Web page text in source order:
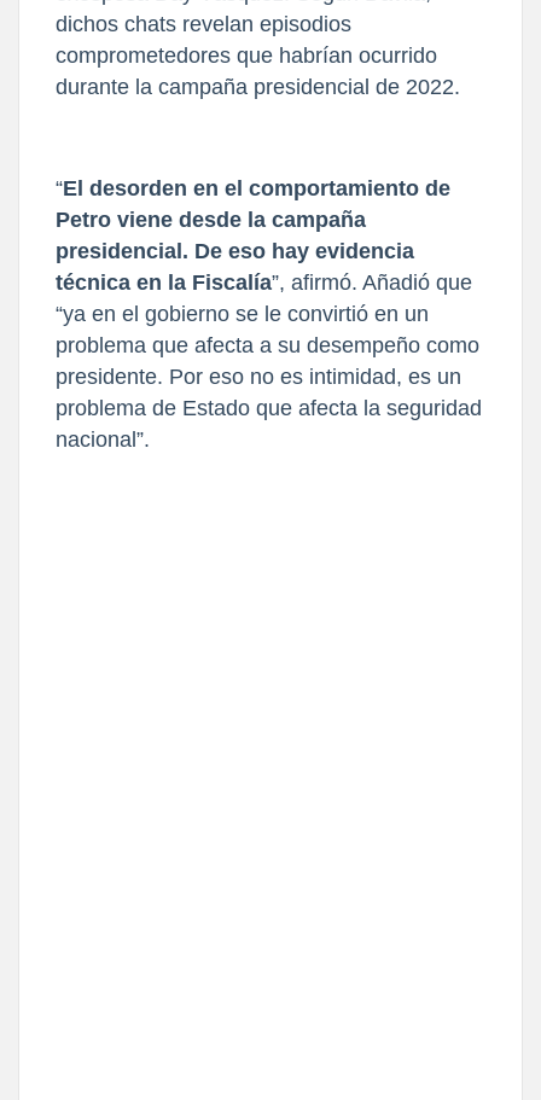
dichos chats revelan episodios
comprometedores que habrían ocurrido
durante la campaña presidencial de 2022.
“El desorden en el comportamiento de
Petro viene desde la campaña
presidencial. De eso hay evidencia
técnica en la Fiscalía”, afirmó. Añadió que
“ya en el gobierno se le convirtió en un
problema que afecta a su desempeño como
presidente. Por eso no es intimidad, es un
problema de Estado que afecta la seguridad
nacional”.